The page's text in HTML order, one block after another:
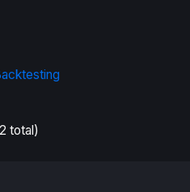
total)